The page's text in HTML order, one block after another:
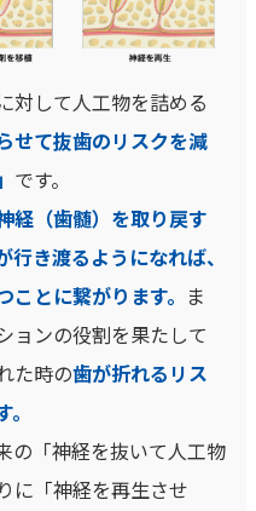
対して人工物を詰める
せて抜歯のリスクを減
です。
経（歯髄）を取り戻す
き渡るようになれば、
とに繋がります。 ま
ョンの役割を果たして
た時の歯が折れるリス
の「神経を抜いて人工物
に「神経を再生させ